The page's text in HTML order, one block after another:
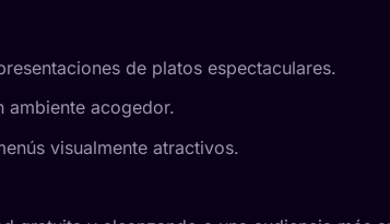
de platos espectaculares.
ambiente acogedor.
visualmente atractivos.